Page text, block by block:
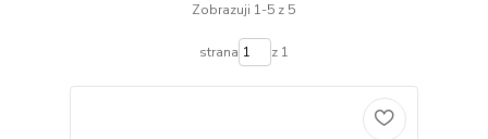
Zobrazuji 1-5 z 5
strana z 1